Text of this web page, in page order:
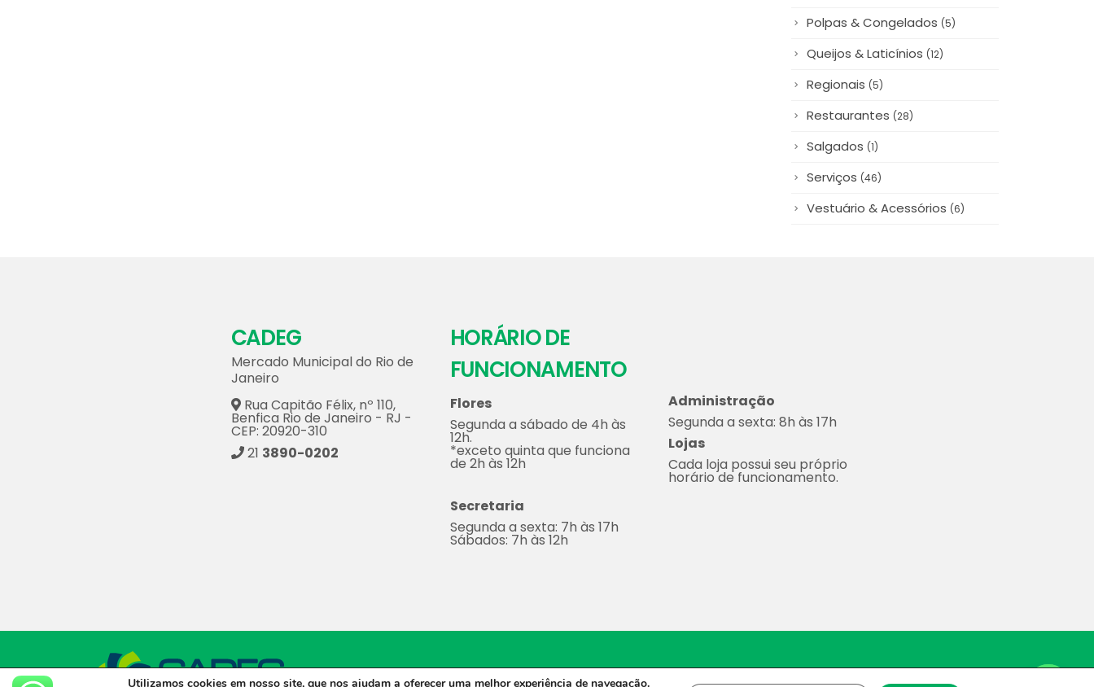
Polpas & Congelados (5)
Queijos & Laticínios (12)
Regionais (5)
Restaurantes (28)
Salgados (1)
Serviços (46)
Vestuário & Acessórios (6)
CADEG
Mercado Municipal do Rio de
Janeiro
Rua Capitão Félix, nº 110,
Benfica Rio de Janeiro - RJ -
CEP: 20920-310
21 3890-0202
HORÁRIO DE
FUNCIONAMENTO
Flores
Segunda a sábado de 4h às
12h.
*exceto quinta que funciona
de 2h às 12h
Secretaria
Segunda a sexta: 7h às 17h
Sábados: 7h às 12h
Administração
Segunda a sexta: 8h às 17h
Lojas
Cada loja possui seu próprio
horário de funcionamento.
CADEG © 2023 - Todos os direitos reservados. Desenvolvido por Molin Space.
Utilizamos cookies em nosso site, que nos ajudam a oferecer uma melhor experiência de navegação.